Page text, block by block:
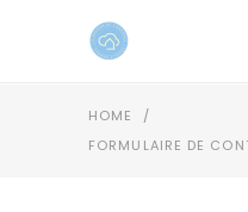
HOME
/
FORMULAIRE DE